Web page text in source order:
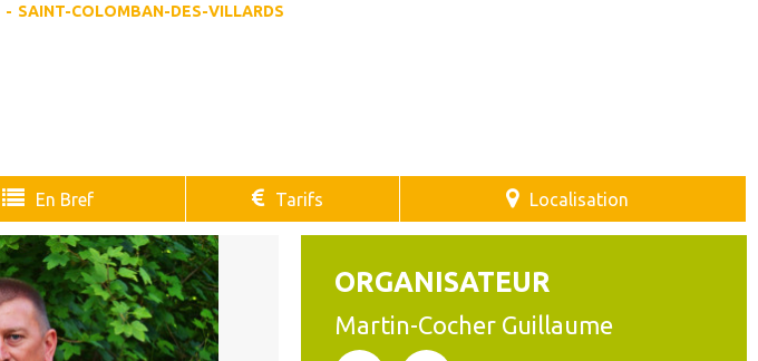
SAINT-COLOMBAN-DES-VILLARDS
En Bref Tarifs Localisation
ORGANISATEUR
Martin-Cocher Guillaume